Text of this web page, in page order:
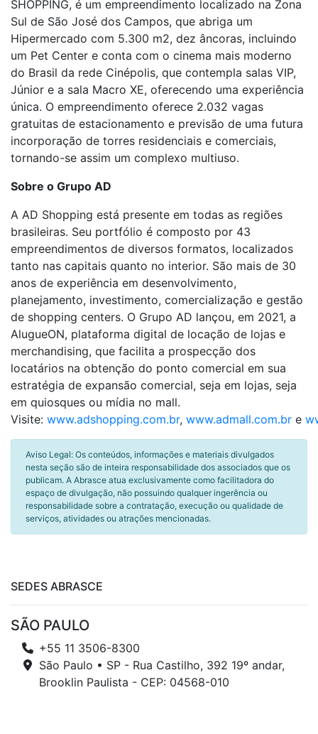
SHOPPING, é um empreendimento localizado na Zona
Sul de São José dos Campos, que abriga um
Hipermercado com 5.300 m2, dez âncoras, incluindo
um Pet Center e conta com o cinema mais moderno
do Brasil da rede Cinépolis, que contempla salas VIP,
Júnior e a sala Macro XE, oferecendo uma experiência
única. O empreendimento oferece 2.032 vagas
gratuitas de estacionamento e previsão de uma futura
incorporação de torres residenciais e comerciais,
tornando-se assim um complexo multiuso.
Sobre o Grupo AD
A AD Shopping está presente em todas as regiões
brasileiras. Seu portfólio é composto por 43
empreendimentos de diversos formatos, localizados
tanto nas capitais quanto no interior. São mais de 30
anos de experiência em desenvolvimento,
planejamento, investimento, comercialização e gestão
de shopping centers. O Grupo AD lançou, em 2021, a
AlugueON, plataforma digital de locação de lojas e
merchandising, que facilita a prospecção dos
locatários na obtenção do ponto comercial em sua
estratégia de expansão comercial, seja em lojas, seja
em quiosques ou mídia no mall.
Visite: www.adshopping.com.br, www.admall.com.br e
Aviso Legal: Os conteúdos, informações e materiais divulgados
nesta seção são de inteira responsabilidade dos associados que os
publicam. A Abrasce atua exclusivamente como facilitadora do
espaço de divulgação, não possuindo qualquer ingerência ou
responsabilidade sobre a contratação, execução ou qualidade de
serviços, atividades ou atrações mencionadas.
SEDES ABRASCE
SÃO PAULO
+55 11 3506-8300
São Paulo • SP - Rua Castilho, 392 19º andar,
Brooklin Paulista - CEP: 04568-010